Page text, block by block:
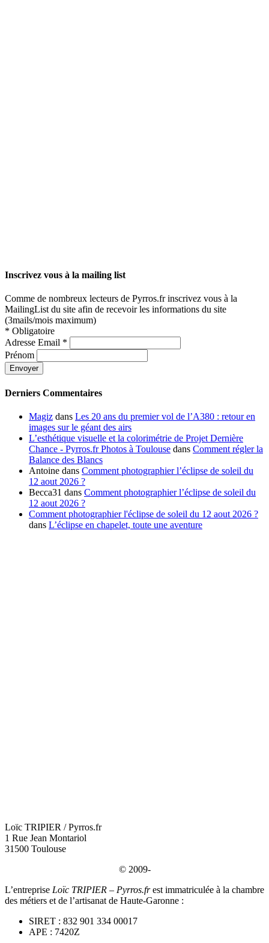
Inscrivez vous à la mailing list
Comme de nombreux lecteurs de Pyrros.fr inscrivez vous à la
MailingList du site afin de recevoir les informations du site
(3mails/mois maximum)
* Obligatoire
Adresse Email *
Prénom
Derniers Commentaires
Magiz dans Les 20 ans du premier vol de l’A380 : retour en
images sur le géant des airs
L’esthétique visuelle et la colorimétrie de Projet Dernière
Chance - Pyrros.fr Photos à Toulouse dans Comment régler la
Balance des Blancs
Antoine dans Comment photographier l’éclipse de soleil du
12 aout 2026 ?
Becca31 dans Comment photographier l’éclipse de soleil du
12 aout 2026 ?
Comment photographier l'éclipse de soleil du 12 aout 2026 ?
dans L’éclipse en chapelet, toute une aventure
Loïc TRIPIER / Pyrros.fr
1 Rue Jean Montariol
31500 Toulouse
© 2009-
L’entreprise Loïc TRIPIER – Pyrros.frest immatriculée à la chambre
des métiers et de l’artisanat de Haute-Garonne :
SIRET : 832 901 334 00017
APE : 7420Z